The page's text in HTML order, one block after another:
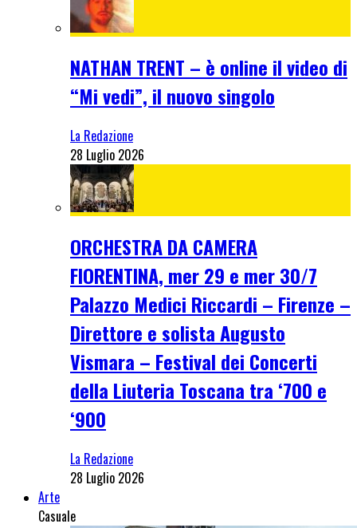
NATHAN TRENT – è online il video di
“Mi vedi”, il nuovo singolo
La Redazione
28 Luglio 2026
ORCHESTRA DA CAMERA
FIORENTINA, mer 29 e mer 30/7
Palazzo Medici Riccardi – Firenze –
Direttore e solista Augusto
Vismara – Festival dei Concerti
della Liuteria Toscana tra ‘700 e
‘900
La Redazione
28 Luglio 2026
Arte
Casuale